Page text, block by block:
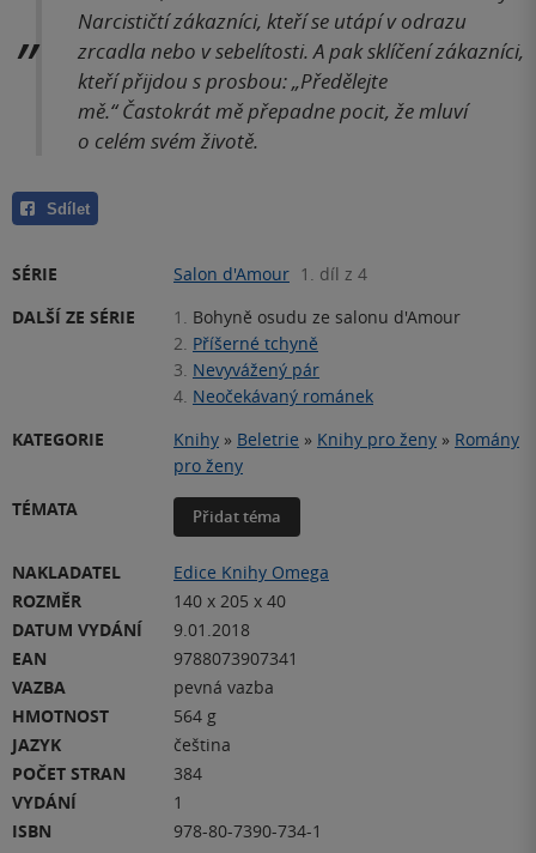
Narcističtí zákazníci, kteří se utápí v odrazu
zrcadla nebo v sebelítosti. A pak sklíčení zákazníci,
kteří přijdou s prosbou: „Předělejte
mě.“ Častokrát mě přepadne pocit, že mluví
o celém svém životě.
Sdílet
SÉRIE Salon d'Amour 1. díl z 4
DALŠÍ ZE SÉRIE
1. Bohyně osudu ze salonu d'Amour
2. Příšerné tchyně
3. Nevyvážený pár
4. Neočekávaný románek
KATEGORIE
Knihy » Beletrie » Knihy pro ženy » Romány
pro ženy
TÉMATA
Přidat téma
NAKLADATEL
Edice Knihy Omega
ROZMĚR
140 x 205 x 40
DATUM VYDÁNÍ
9.01.2018
EAN
9788073907341
VAZBA
pevná vazba
HMOTNOST
564 g
JAZYK
čeština
POČET STRAN
384
VYDÁNÍ
1
ISBN
978-80-7390-734-1